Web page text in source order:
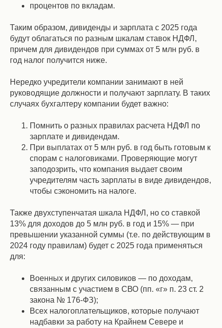
процентов по вкладам.
Таким образом, дивиденды и зарплата с 2025 года
будут облагаться по разным шкалам ставок НДФЛ,
причем для дивидендов при суммах от 5 млн руб. в
год налог получится ниже.
Нередко учредители компании занимают в ней
руководящие должности и получают зарплату. В таких
случаях бухгалтеру компании будет важно:
Помнить о разных правилах расчета НДФЛ по
зарплате и дивидендам.
При выплатах от 5 млн руб. в год быть готовым к
спорам с налоговиками. Проверяющие могут
заподозрить, что компания выдает своим
учредителям часть зарплаты в виде дивидендов,
чтобы сэкономить на налоге.
Также двухступенчатая шкала НДФЛ, но со ставкой
13% для доходов до 5 млн руб. в год и 15% — при
превышении указанной суммы (т.е. по действующим в
2024 году правилам) будет с 2025 года применяться
для:
Военных и других силовиков — по доходам,
связанным с участием в СВО (пп. «г» п. 23 ст. 2
закона № 176-ФЗ);
Всех налогоплательщиков, которые получают
надбавки за работу на Крайнем Севере и